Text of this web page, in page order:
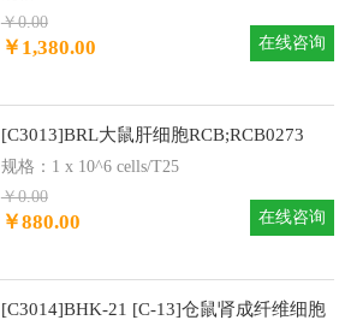
￥0.00
￥1,380.00 在线咨询
[C3013]BRL大鼠肝细胞RCB;RCB0273
规格：1 x 10^6 cells/T25
￥0.00
￥880.00 在线咨询
[C3014]BHK-21 [C-13]仓鼠肾成纤维细胞